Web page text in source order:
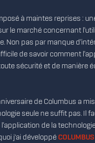
à maintes reprises :
le marché concernant
Non pas par manque
de savoir comment
sécurité et de manière
de Columbus a
seule ne suffit pas. Il
de la
j’ai développé